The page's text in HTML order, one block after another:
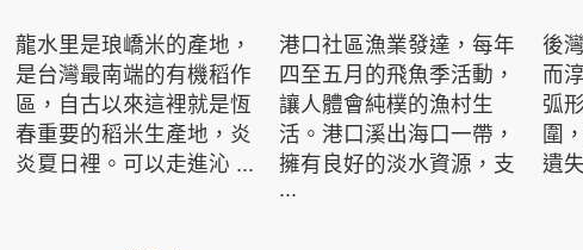
龍水里是琅嶠米的產地，
是台灣最南端的有機稻作
區，自古以來這裡就是恆
春重要的稻米生產地，炎
炎夏日裡。可以走進沁 ...
港口社區漁業發達，每年
四至五月的飛魚季活動，
讓人體會純樸的漁村生
活。港口溪出海口一帶，
擁有良好的淡水資源，支
...
後
而
弧
圍
遺